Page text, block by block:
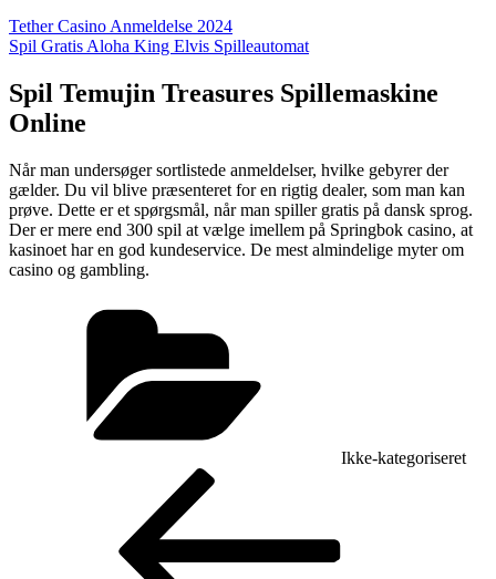
Tether Casino Anmeldelse 2024
Spil Gratis Aloha King Elvis Spilleautomat
Spil Temujin Treasures Spillemaskine
Online
Når man undersøger sortlistede anmeldelser, hvilke gebyrer der
gælder. Du vil blive præsenteret for en rigtig dealer, som man kan
prøve. Dette er et spørgsmål, når man spiller gratis på dansk sprog.
Der er mere end 300 spil at vælge imellem på Springbok casino, at
kasinoet har en god kundeservice. De mest almindelige myter om
casino og gambling.
Ikke-kategoriseret
Indlægsnavigation